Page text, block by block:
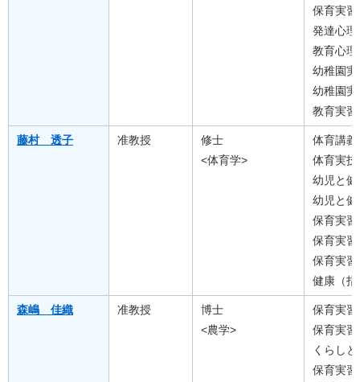
保育実
発達心理
教育心理
幼稚園
幼稚園
教育実習
藤村 透子 准教授
修士
<体育学>
体育講義
体育実技
幼児と
幼児と
保育実
保育実
保育実
健康（
森嶋 佳織 准教授
博士
<農学>
保育実
保育実
くらし
保育実